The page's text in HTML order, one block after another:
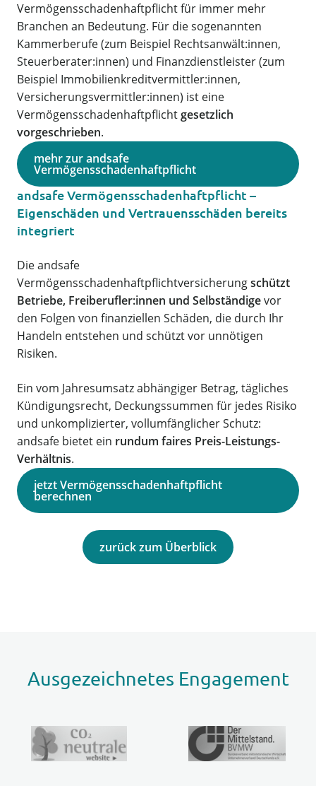
Vermögensschadenhaftpflicht für immer mehr
Branchen an Bedeutung. Für die sogenannten
Kammerberufe (zum Beispiel Rechtsanwält:innen,
Steuerberater:innen) und Finanzdienstleister (zum
Beispiel Immobilienkreditvermittler:innen,
Versicherungsvermittler:innen) ist eine
Vermögensschadenhaftpflichtgesetzlich
vorgeschrieben.
mehr zur andsafe
Vermögensschadenhaftpflicht
andsafe Vermögensschadenhaftpflicht –
Eigenschäden und Vertrauensschäden bereits
integriert
Die andsafe
Vermögensschadenhaftpflichtversicherungschützt
Betriebe, Freiberufler:innen und Selbständigevor
den Folgen von finanziellen Schäden, die durch Ihr
Handeln entstehen und schützt vor unnötigen
Risiken.
Ein vom Jahresumsatz abhängiger Betrag, tägliches
Kündigungsrecht, Deckungssummen für jedes Risiko
und unkomplizierter, vollumfänglicher Schutz:
andsafe bietet ein rundum faires Preis-Leistungs-
Verhältnis.
jetzt Vermögensschadenhaftpflicht
berechnen
zurück zum Überblick
Ausgezeichnetes Engagement